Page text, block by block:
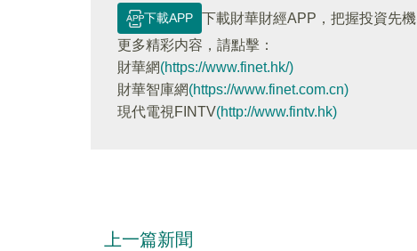
下載APP
下載財華財經APP，把握投資先機
更多精彩内容，請點擊：
財華網(https://www.finet.hk/)
財華智庫網(https://www.finet.com.cn)
現代電視FINTV(http://www.fintv.hk)
上一篇新聞